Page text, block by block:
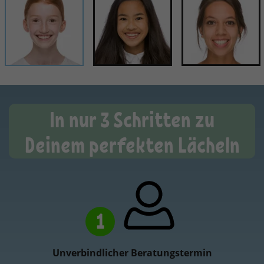
In nur 3 Schritten zu
Deinem perfekten Lächeln
1
Unverbindlicher Beratungstermin